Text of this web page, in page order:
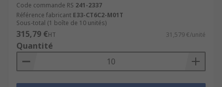
Code commande RS 241-2337
Référence fabricant E33-CT6C2-M01T
Sous-total (1 boîte de 10 unités)
315,79 €HT 31,579 €/unité
Quantité